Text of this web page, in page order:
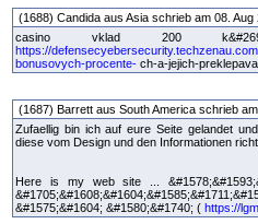
(1688) Candida aus Asia schrieb am 08. Aug
casino vklad 200
https://
bonusovych-procente- ch-a-jejich-
(1687) Barrett aus South America schrieb
Zufaellig bin ich auf eure Seite gelandet
diese vom Design und den Informationen
Here is my web site ...
&#1575;&#1604; &#1580;&#1740; ( https://